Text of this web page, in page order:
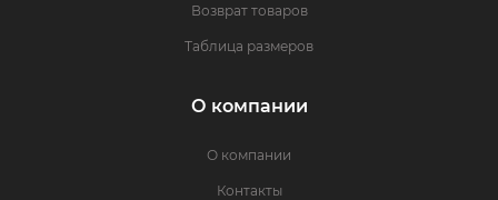
Возврат товаров
Таблица размеров
О компании
О компании
Контакты